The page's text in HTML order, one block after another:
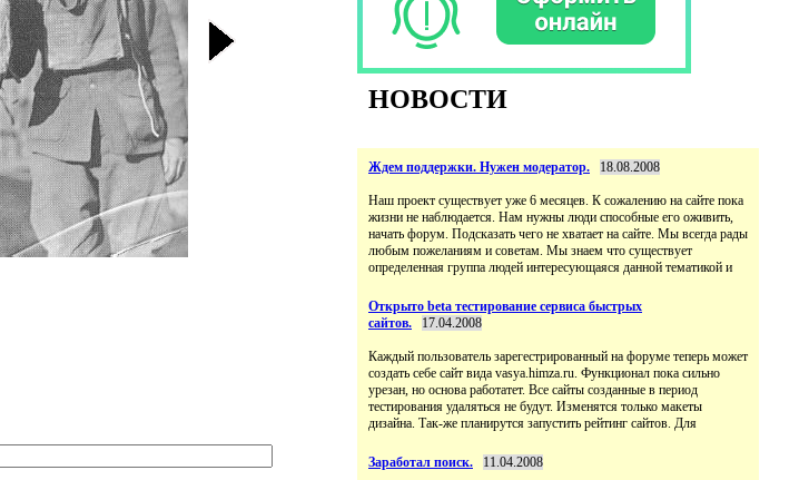
НОВОСТИ
Ждем поддержки. Нужен модератор. 18.08.2008
Наш проект существует уже 6 месяцев. К сожалению на сайте пока
жизни не наблюдается. Нам нужны люди способные его оживить,
начать форум. Подсказать чего не хватает на сайте. Мы всегда рады
любым пожеланиям и советам. Мы знаем что существует
определенная группа людей интересующаяся данной тематикой и
Открыто beta тестирование сервиса быстрых
сайтов.
17.04.2008
Каждый пользователь зарегестрированный на форуме теперь может
создать себе сайт вида vasya.himza.ru. Функционал пока сильно
урезан, но основа работатет. Все сайты созданные в период
тестирования удаляться не будут. Изменятся только макеты
дизайна. Так-же планирутся запустить рейтинг сайтов. Для
Заработал поиск. 11.04.2008